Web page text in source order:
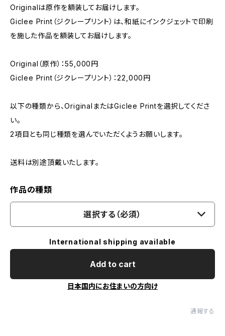
Originalは原作を額装してお届けします。
Giclee Print（ジクレープリント）は、和紙にインクジェットで印刷
を施した作品を額装してお届けします。
Original（原作）：55,000円
Giclee Print（ジクレープリント）：22,000円
以下の種類から、OriginalまたはGiclee Printを選択してくださ
い。
2項目とも同じ種類を選んでいただくようお願いします。
送料は別途頂戴いたします。
作品の種類
選択する（必須）
International shipping available
Add to cart
日本国内にお住まいの方向け
通報する